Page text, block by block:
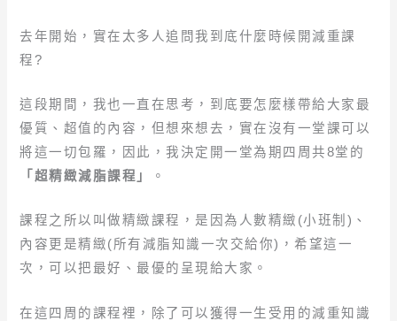
去年開始，實在太多人追問我到底什麼時候開減重課
程?
這段期間，我也一直在思考，到底要怎麼樣帶給大家最
優質、超值的內容，但想來想去，實在沒有一堂課可以
將這一切包羅，因此，我決定開一堂為期四周共8堂的
「超精緻減脂課程」
。
課程之所以叫做精緻課程，是因為人數精緻(小班制)、
內容更是精緻(所有減脂知識一次交給你)，希望這一
次，可以把最好、最優的呈現給大家。
在這四周的課程裡，除了可以獲得一生受用的減重知識